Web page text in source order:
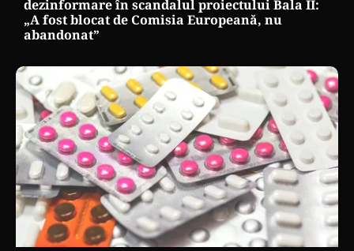
dezinformare în scandalul proiectului Bala II:
„A fost blocat de Comisia Europeană, nu
abandonat”